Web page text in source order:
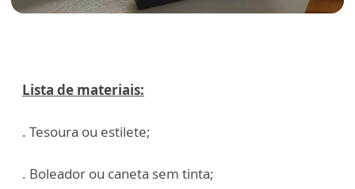
Lista de materiais:
. Tesoura ou estilete;
. Boleador ou caneta sem tinta;